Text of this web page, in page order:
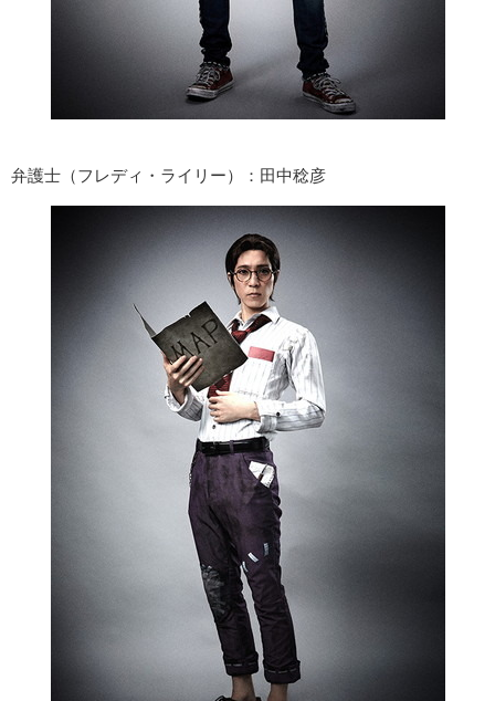
弁護士（フレディ・ライリー）：田中稔彦